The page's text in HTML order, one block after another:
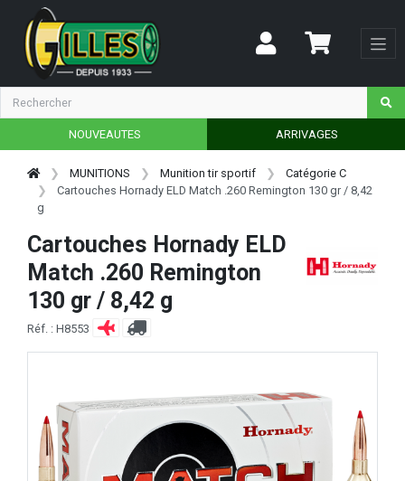
NOUVEAUTES ARRIVAGES
MUNITIONS Munition tir sportif
Catégorie C
Cartouches Hornady ELD Match .260 Remington 130 gr / 8,42
g
Cartouches Hornady ELD
Match .260 Remington
130 gr / 8,42 g
Réf. : H8553